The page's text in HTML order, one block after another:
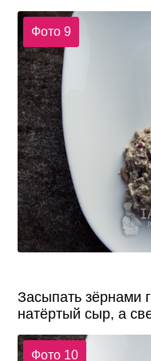
Фото 9
Засыпать зёрнами
натёртый сыр, а
Фото 10